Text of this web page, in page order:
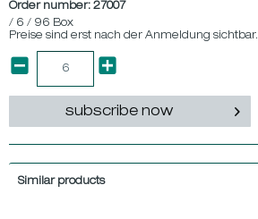
Order number: 27007
/ 6 / 96 Box
Preise sind erst nach der Anmeldung sichtbar.
subscribe now
Similar products